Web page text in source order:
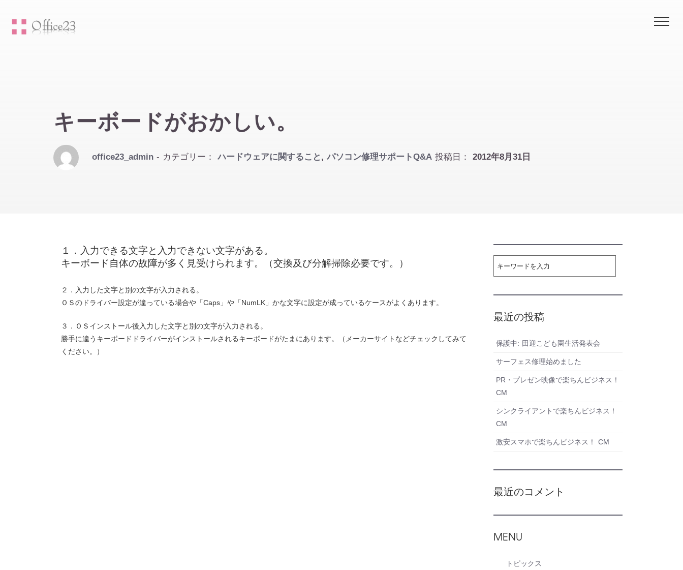
キーボードがおかしい。
office23_admin- カテゴリー：ハードウェアに関すること , パソコン修理サポートQ&A投稿日： 2012年8月31日
１．入力できる文字と入力できない文字がある。
キーボード自体の故障が多く見受けられます。（交換及び分解掃除必要です。）
２．入力した文字と別の文字が入力される。
ＯＳのドライバー設定が違っている場合や「Caps」や「NumLK」かな文字に設定が成っているケースがよくあります。
３．ＯＳインストール後入力した文字と別の文字が入力される。
勝手に違うキーボードドライバーがインストールされるキーボードがたまにあります。（メーカーサイトなどチェックしてみて
ください。）
最近の投稿
保護中: 田迎こども園生活発表会
サーフェス修理始めました
PR・プレゼン映像で楽ちんビジネス！
CM
シンクライアントで楽ちんビジネス！
CM
激安スマホで楽ちんビジネス！ CM
最近のコメント
MENU
トピックス